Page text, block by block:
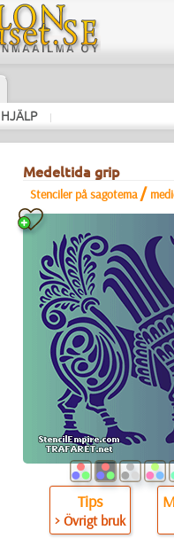
HJÄLP |
Medeltida grip
Stenciler på sagotema /
Tips
> Övrigt bruk